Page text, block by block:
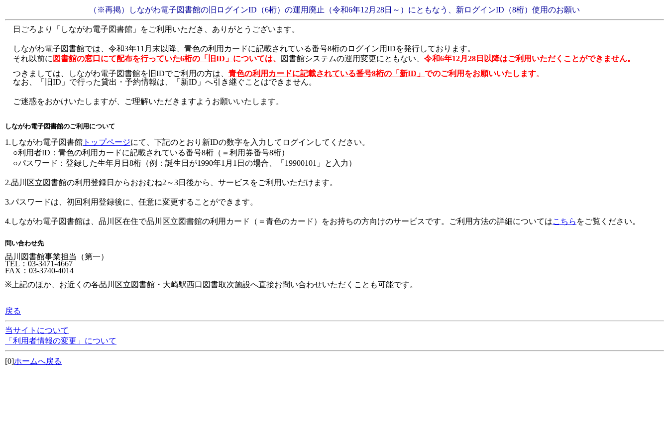
（※再掲）しながわ電子図書館の旧ログインID（6桁）の運用廃止（令和6年12月28日～）にともなう、新ログインID（8桁）使用のお願い
日ごろより「しながわ電子図書館」をご利用いただき、ありがとうございます。
しながわ電子図書館では 、令和3年11月末以降、青色の利用カードに記載されている番号8桁のログイン用IDを発行しております。
それ以前に 図書館の窓口にて配布を行っていた6桁の 「旧ID」 については、 図書館システムの運用変更にともない、 令和6年12月28日以降はご利用いただくことができません。
つきましては、しながわ電子図書館を旧IDでご利用の方は、 青色の利用カードに記載されている番号8桁の「新ID」 でのご利用をお願いいたします。
なお、「旧ID」で行った貸出・予約情報は、「新ID」へ引き継ぐことはできません。
ご迷惑をおかけいたしますが、ご理解いただきますようお願いいたします。
しながわ電子図書館のご利用について
1.しながわ電子図書館 トップページにて、下記のとおり新IDの数字を入力してログインしてください。
○利用者ID：青色の利用カードに記載されている番号8桁（＝ 利用券番号8桁）
○パスワード：登録した生年月日8桁（例：誕生日が1990年1月1日の場合、「19900101」と入力）
2.品川区立図書館の利用登録日からおおむね2～3日後から、サービスをご利用いただけます。
3.パスワードは、初回利用登録後に、任意に変更することができます。
4.しながわ電子図書館は、品川区在住で品川区立図書館の利用カード（＝青色のカード）をお持ちの方向けのサービスです。ご利用方法の詳細についてはこちら をご覧ください。
問い合わせ先
品川図書館事業担当（第一）
TEL：03-3471-4667
FAX：03-3740-4014
※上記のほか、お近くの各品川区立図書館・大崎駅西口図書取次施設へ直接お問い合わせいただくことも可能です。
戻る
当サイトについて
「利用者情報の変更」について
[0]ホームへ戻る